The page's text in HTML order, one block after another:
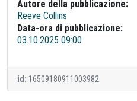
Autore della pubblicazione:
Reeve Collins
Data-ora di pubblicazione:
03.10.2025 09:00
id: 16509180911003982